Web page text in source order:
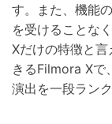
す。また、機能
を受けることな
Xだけの特徴と
きるFilmora Xで
演出を一段ラン